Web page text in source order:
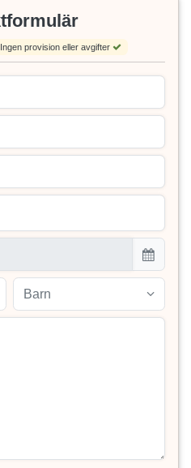
Ingen provision eller avgifter
Barn